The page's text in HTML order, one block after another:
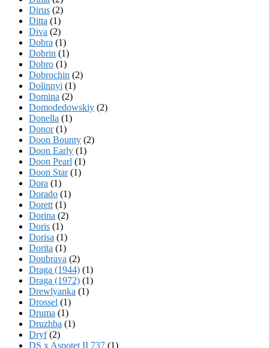
Dirus (2)
Ditta (1)
Diva (2)
Dobra (1)
Dobrin (1)
Dobro (1)
Dobrochin (2)
Dolinnyi (1)
Domina (2)
Domodedowskiy (2)
Donella (1)
Donor(1)
Doon Bounty (2)
Doon Early (1)
Doon Pearl (1)
Doon Star(1)
Dora (1)
Dorado (1)
Dorett (1)
Dorina (2)
Doris (1)
Dorisa (1)
Dorita (1)
Doubrava (2)
Draga (1944) (1)
Draga (1972) (1)
Drewlyanka (1)
Drossel (1)
Druma (1)
Druzhba (1)
Dryf(2)
DS x Aspotet II 737 (1)